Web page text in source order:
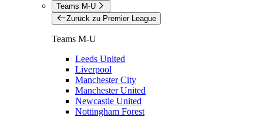
Teams M-U
Zurück zu Premier League
Teams M-U
Leeds United
Liverpool
Manchester City
Manchester United
Newcastle United
Nottingham Forest